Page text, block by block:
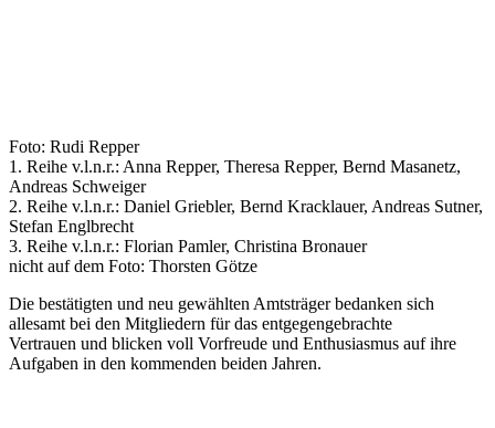
Foto: Rudi Repper
1. Reihe v.l.n.r.: Anna Repper, Theresa Repper, Bernd Masanetz,
Andreas Schweiger
2. Reihe v.l.n.r.: Daniel Griebler, Bernd Kracklauer, Andreas Sutner,
Stefan Englbrecht
3. Reihe v.l.n.r.: Florian Pamler, Christina Bronauer
nicht auf dem Foto: Thorsten Götze
Die bestätigten und neu gewählten Amtsträger bedanken sich
allesamt bei den Mitgliedern für das entgegengebrachte
Vertrauen und blicken voll Vorfreude und Enthusiasmus auf ihre
Aufgaben in den kommenden beiden Jahren.